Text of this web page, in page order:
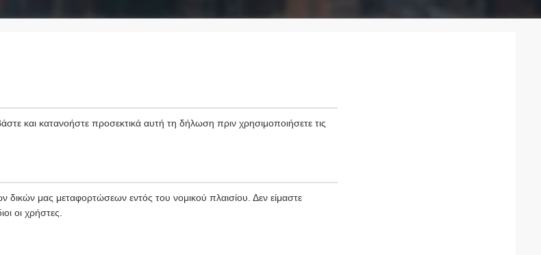
και κατανοήστε προσεκτικά αυτή τη δήλωση πριν χρησιμοποιήσετε τις
δικών μας μεταφορτώσεων εντός του νομικού πλαισίου. Δεν είμαστε
οι χρήστες.